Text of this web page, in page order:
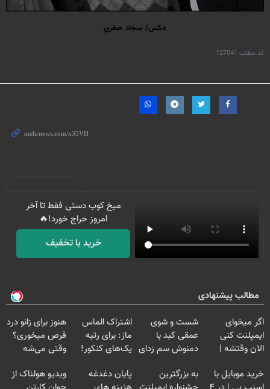
عكس/ سجاد صفري
کد مطلب 127041
میخ کوب دستی فقط تا آخر
امروز حراج خورد!🔥
خرید با تخفیف
مطالب پیشنهادی
اگر میخوای
ایمپلنت کنی
الان وقتشه |
میلیون تومان!!!
شست و شوی
عمقی کبد با
دمنوش سم زدای
اشتراک الماس
ماز: برای رتبه
یک‌های کنکور!
هنوز برای زانو درد
قرص میخوری؟
وقتی می‌شه
درمانش کرد؟؟؟؟
خرید موبایل با
به بزرگترین
پایان دغدغه
ویدیو هولناک از